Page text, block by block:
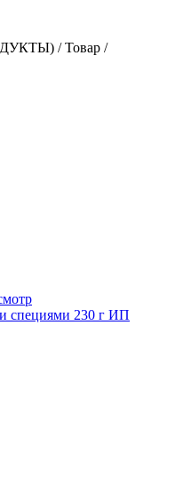
/ Товар /
специями 230 г ИП